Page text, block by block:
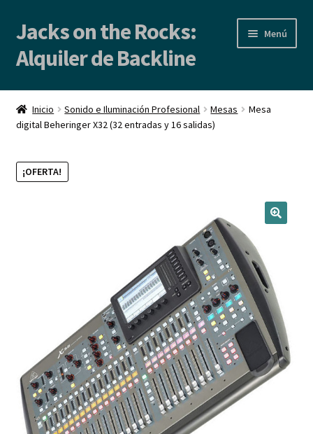
Ir
a
la
Ir
al
contenido
Jacks on the Rocks:
Alquiler de Backline
Menú
Inicio
Alquiler de Backline | Backline Rental
Locales de Ensayo
Inicio Sonido e Iluminación Profesional Mesas
Mesa
digital Beheringer X32 (32 entradas y 16 salidas)
¡OFERTA!